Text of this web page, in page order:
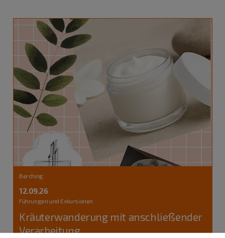
Berching
12.09.26
Führungen und Exkursionen
Kräuterwanderung mit anschließender
Verarbeitung